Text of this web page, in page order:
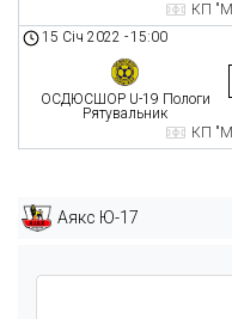
КП
15 Січ 2022 -15:00
ОСДЮСШОР U-19 Пологи
Рятувальник
КП
Аякс Ю-17